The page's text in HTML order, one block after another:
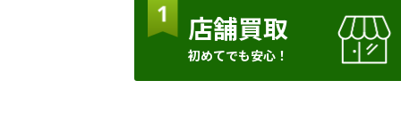
店舗買取
初めてでも安心！